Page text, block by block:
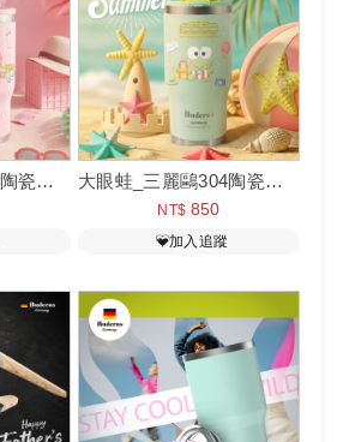
美樂蒂_三麗鷗304陶瓷樂GO冰霸杯 大眼蛙_三麗鷗304陶瓷樂GO冰霸杯
NT$ 850
加入追蹤